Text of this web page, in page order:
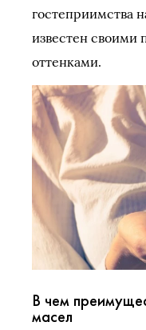
гостеприимства
известен
оттенками.
В чем
масел